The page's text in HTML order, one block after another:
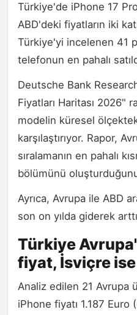
Türkiye'de iPhone 17
ABD'deki fiyatların iki
Türkiye'yi incelenen 41
telefonun en pahalı
Deutsche Bank
Fiyatları Haritası 2026"
modelin küresel
karşılaştırıyor. Rapor,
sıralamanın en pahalı
bölümünü
Ayrıca, Avrupa ile ABD
son on yılda giderek
Türkiye
fiyat, İsviçre
Analiz edilen 21 Avrupa
iPhone fiyatı 1.187 Euro